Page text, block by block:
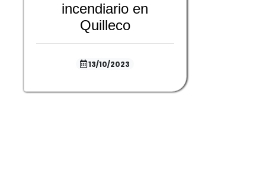
incendiario en
Quilleco
13/10/2023